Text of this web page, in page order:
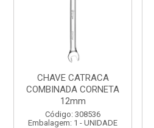
CHAVE CATRACA
COMBINADA CORNETA
12mm
Código: 308536
Embalagem: 1 - UNIDADE